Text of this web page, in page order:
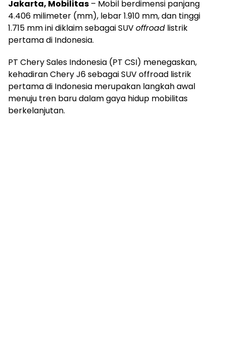
Jakarta, Mobilitas – Mobil berdimensi panjang
4.406 milimeter (mm), lebar 1.910 mm, dan tinggi
1.715 mm ini diklaim sebagai SUVoffroad listrik
pertama di Indonesia.
PT Chery Sales Indonesia (PT CSI) menegaskan,
kehadiran Chery J6 sebagai SUV offroad listrik
pertama di Indonesia merupakan langkah awal
menuju tren baru dalam gaya hidup mobilitas
berkelanjutan.